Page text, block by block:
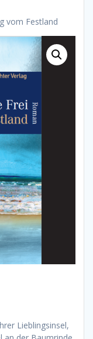
vom Festland
Lieblingsinsel,